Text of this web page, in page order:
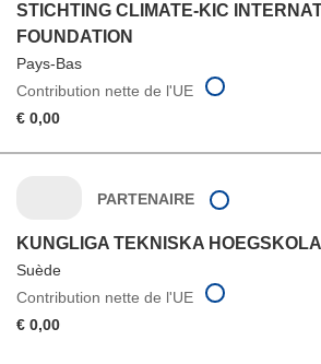
STICHTING CLIMATE-KIC
FOUNDATION
Pays-Bas
Contribution nette de l'UE
€ 0,00
PARTENAIRE
KUNGLIGA TEKNISKA
Suède
Contribution nette de l'UE
€ 0,00